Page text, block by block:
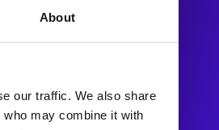
About
our traffic. We also share
may combine it with